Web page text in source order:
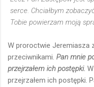
serce. Chciałbym
Tobie powierzam moją
W proroctwie Jeremiasza
przeciwnikami. Pan mnie
przejrzałem ich postępki.
przejrzałem ich postępki.